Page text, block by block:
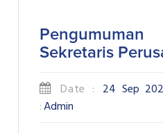
Sekretaris
Date : 24 Sep
:Admin